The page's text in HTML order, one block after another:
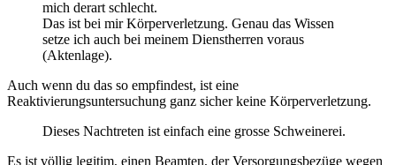
mich derart schlecht.
Das ist bei mir Körperverletzung. Genau das Wissen
setze ich auch bei meinem Dienstherren voraus
(Aktenlage).
Auch wenn du das so empfindest, ist eine
Reaktivierungsuntersuchung ganz sicher keine Körperverletzung.
Dieses Nachtreten ist einfach eine grosse Schweinerei.
Es ist völlig legitim, einen Beamten, der Versorgungsbezüge wegen